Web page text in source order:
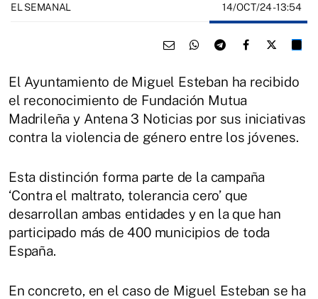
EL SEMANAL 14/OCT/24- 13:54
El Ayuntamiento de Miguel Esteban ha recibido
el reconocimiento de Fundación Mutua
Madrileña y Antena 3 Noticias por sus iniciativas
contra la violencia de género entre los jóvenes.
Esta distinción forma parte de la campaña
‘Contra el maltrato, tolerancia cero’ que
desarrollan ambas entidades y en la que han
participado más de 400 municipios de toda
España.
En concreto, en el caso de Miguel Esteban se ha